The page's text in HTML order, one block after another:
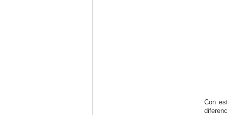
Con